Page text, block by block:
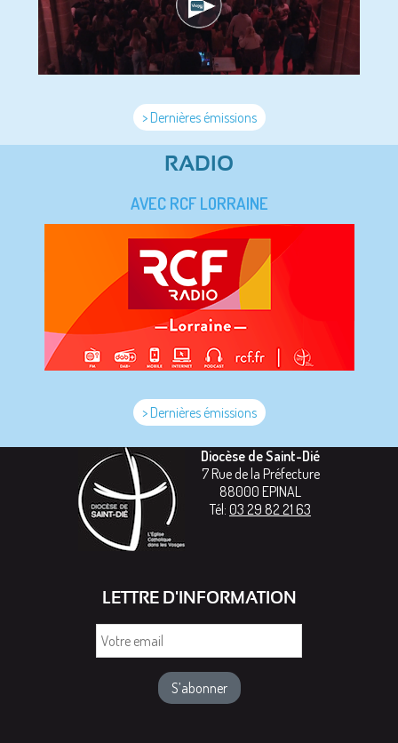
> Dernières émissions
RADIO
AVEC RCF LORRAINE
> Dernières émissions
Diocèse de Saint-Dié
7 Rue de la Préfecture
88000 EPINAL
Tél: 03 29 82 21 63
LETTRE D'INFORMATION